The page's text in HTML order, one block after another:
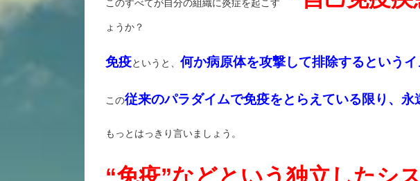
このすべてが自分の組織に炎症を起こす
ょうか？
免疫というと、 何か病原体を攻撃して排除するという
この従来のパラダイムで免疫をとらえている限り、
もっとはっきり言いましょう。
“免疫”などという独立したシ